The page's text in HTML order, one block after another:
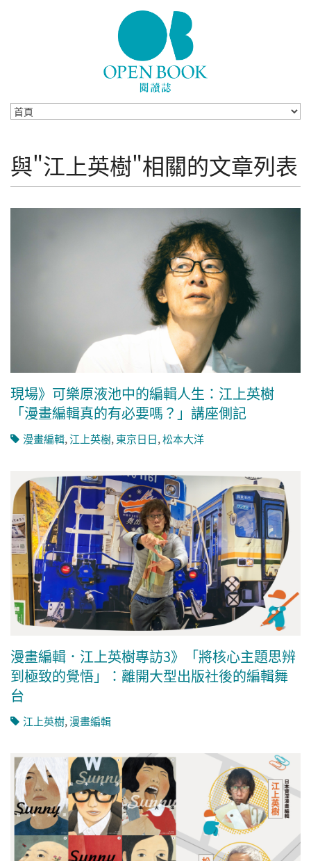
與"江上英樹"相關的文章列表
現場》可樂原液池中的編輯人生：江上英樹
「漫畫編輯真的有必要嗎？」講座側記
漫畫編輯,江上英樹,東京日日,松本大洋
漫畫編輯．江上英樹專訪3》「將核心主題思辨
到極致的覺悟」：離開大型出版社後的編輯舞
台
江上英樹,漫畫編輯